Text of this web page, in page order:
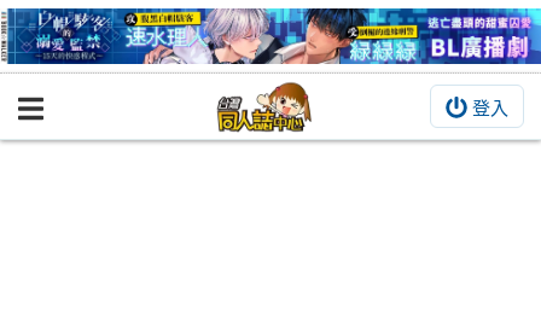
登入
BOOKY書集倉庫